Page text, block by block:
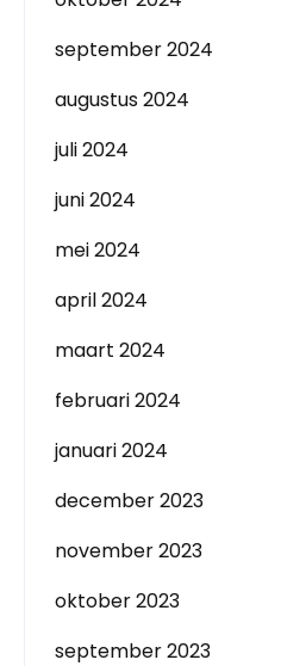
september 2024
augustus 2024
juli 2024
juni 2024
mei 2024
april 2024
maart 2024
februari 2024
januari 2024
december 2023
november 2023
oktober 2023
september 2023